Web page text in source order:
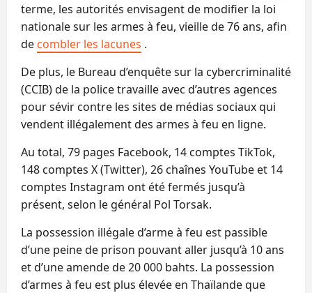
terme, les autorités envisagent de modifier la loi
nationale sur les armes à feu, vieille de 76 ans, afin
de combler les lacunes .
De plus, le Bureau d’enquête sur la cybercriminalité
(CCIB) de la police travaille avec d’autres agences
pour sévir contre les sites de médias sociaux qui
vendent illégalement des armes à feu en ligne.
Au total, 79 pages Facebook, 14 comptes TikTok,
148 comptes X (Twitter), 26 chaînes YouTube et 14
comptes Instagram ont été fermés jusqu’à
présent, selon le général Pol Torsak.
La possession illégale d’arme à feu est passible
d’une peine de prison pouvant aller jusqu’à 10 ans
et d’une amende de 20 000 bahts. La possession
d’armes à feu est plus élevée en Thaïlande que